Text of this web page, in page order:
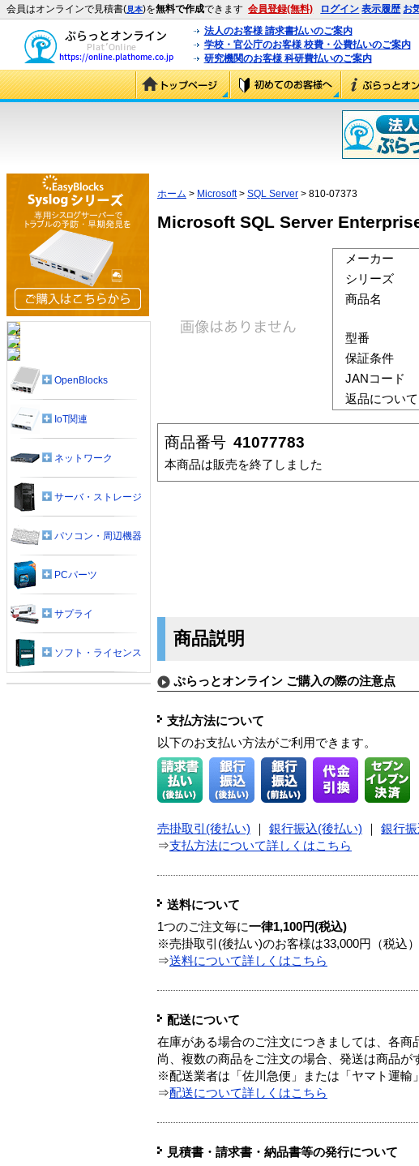
会員はオンラインで見積書(見本)を無料で作成できます 会員登録(無料) ログイン 表示履歴 お
法人のお客様 請求書払いのご案内
学校・官公庁のお客様 校費・公費払いのご案内
研究機関のお客様 科研費払いのご案内
ホーム > Microsoft> SQL Server > 810-07373
Microsoft SQL Server
メーカー
シリーズ
商品名
型番
保証条件
JANコード
返品について
商品番号 41077783
本商品は販売を終了しました
商品説明
ぷらっとオンライン ご購入の際の注意点
支払方法について
以下のお支払い方法がご利用できます。
売掛取引(後払い) 銀行振込(後払い) 銀行
⇒支払方法について詳しくはこちら
送料について
1つのご注文毎に一律1,100円(税込)
※売掛取引(後払い)のお客様は33,000円（税込
⇒送料について詳しくはこちら
配送について
在庫がある場合のご注文につきましては、各商
尚、複数の商品をご注文の場合、発送は商品が
※配送業者は「佐川急便」または「ヤマト運輸
⇒配送について詳しくはこちら
見積書・請求書・納品書等の発行について
OpenBlocks
IoT関連
ネットワーク
サーバ・ストレージ
パソコン・周辺機器
PCパーツ
サプライ
ソフト・ライセンス